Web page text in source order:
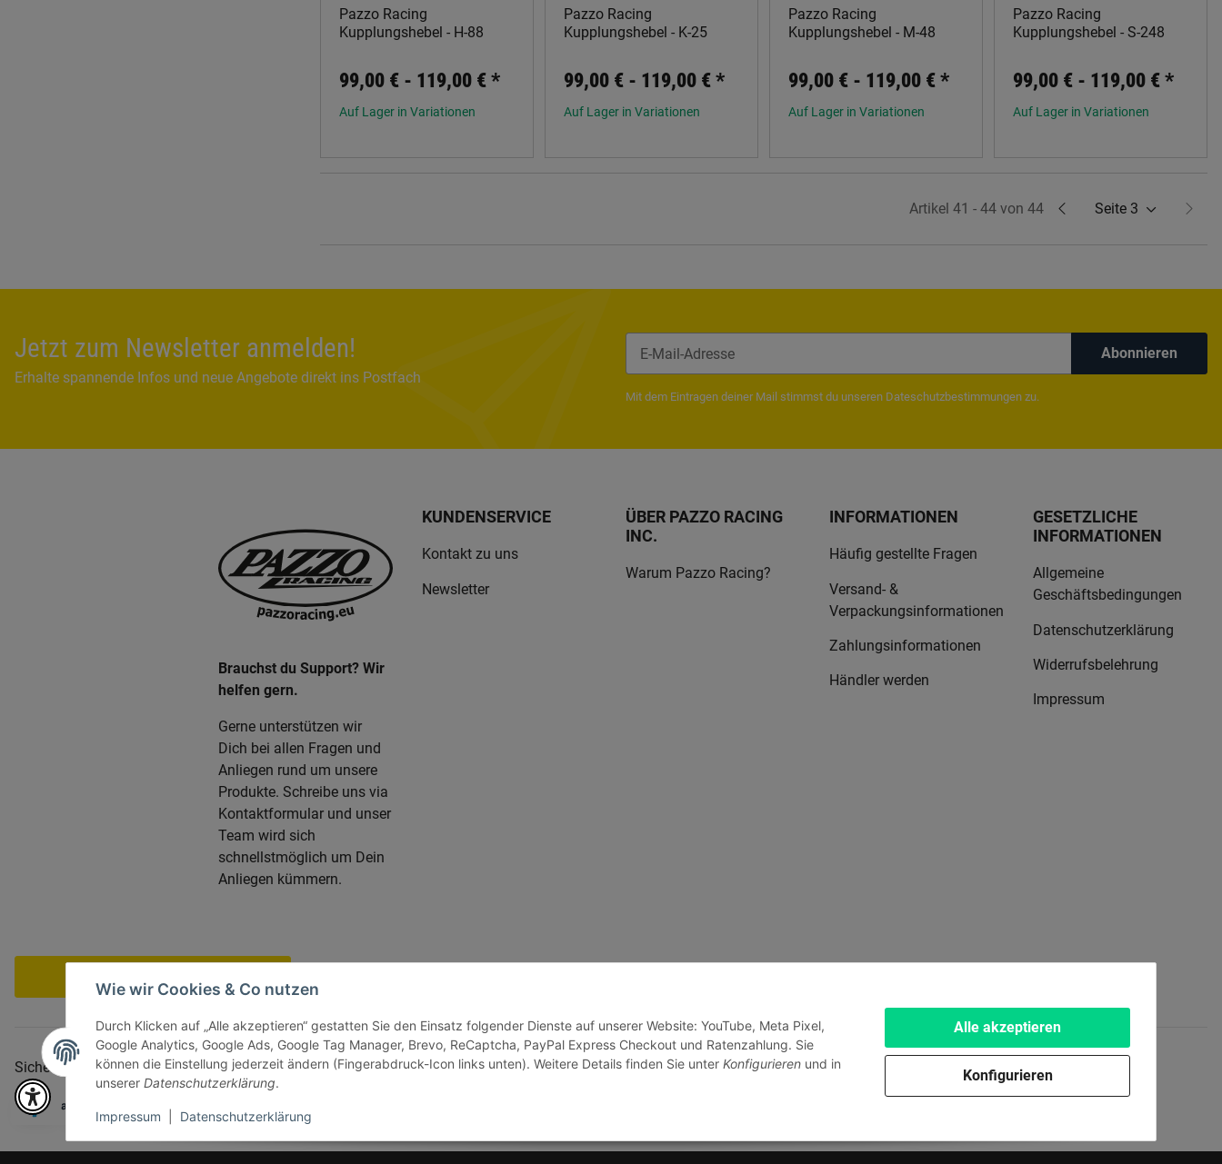
Alle akzeptieren
Konfigurieren
Wie wir Cookies & Co nutzen
Durch Klicken auf „Alle akzeptieren“ gestatten Sie den Einsatz folgender Dienste auf unserer Website: YouTube, Meta Pixel,
Google Analytics, Google Ads, Google Tag Manager, Brevo, ReCaptcha, PayPal Express Checkout und Ratenzahlung. Sie
können die Einstellung jederzeit ändern (Fingerabdruck-Icon links unten). Weitere Details finden Sie unter Konfigurieren und in
unserer Datenschutzerklärung.
Impressum Datenschutzerklärung
Pazzo Racing
Kupplungshebel - H-88
99,00 € - 119,00 €*
Auf Lager in Variationen
Pazzo Racing
Kupplungshebel - K-25
99,00 € - 119,00 €*
Auf Lager in Variationen
Pazzo Racing
Kupplungshebel - M-48
99,00 € - 119,00 €*
Auf Lager in Variationen
Pazzo Racing
Kupplungshebel - S-248
99,00 € - 119,00 €*
Auf Lager in Variationen
Artikel 41 - 44 von 44 Seite 3
Jetzt zum Newsletter anmelden!
Erhalte spannende Infos und neue Angebote direkt ins Postfach
Abonnieren
Mit dem Eintragen deiner Mail stimmst du unseren Dateschutzbestimmungen zu.
Brauchst du Support? Wir
helfen gern.
Gerne unterstützen wir
Dich bei allen Fragen und
Anliegen rund um unsere
Produkte. Schreibe uns via
Kontaktformular und unser
Team wird sich
schnellstmöglich um Dein
Anliegen kümmern.
KUNDENSERVICE
Kontakt zu uns
Newsletter
ÜBER PAZZO RACING
INC.
Warum Pazzo Racing?
INFORMATIONEN
Häufig gestellte Fragen
Versand- &
Verpackungsinformationen
Zahlungsinformationen
Händler werden
GESETZLICHE
INFORMATIONEN
Allgemeine
Geschäftsbedingungen
Datenschutzerklärung
Widerrufsbelehrung
Impressum
Sicher bezahlen via: